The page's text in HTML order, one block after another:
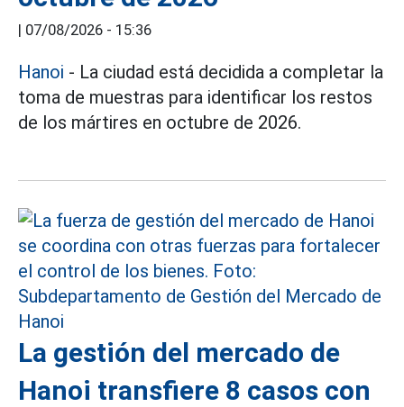
| 07/08/2026 - 15:36
Hanoi - La ciudad está decidida a completar la
toma de muestras para identificar los restos
de los mártires en octubre de 2026.
La gestión del mercado de
Hanoi transfiere 8 casos con